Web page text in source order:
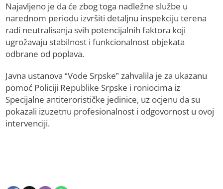
Najavljeno je da će zbog toga nadležne službe u
narednom periodu izvršiti detaljnu inspekciju terena
radi neutralisanja svih potencijalnih faktora koji
ugrožavaju stabilnost i funkcionalnost objekata
odbrane od poplava.
Javna ustanova “Vode Srpske” zahvalila je za ukazanu
pomoć Policiji Republike Srpske i roniocima iz
Specijalne antiterorističke jedinice, uz ocjenu da su
pokazali izuzetnu profesionalnost i odgovornost u ovoj
intervenciji.